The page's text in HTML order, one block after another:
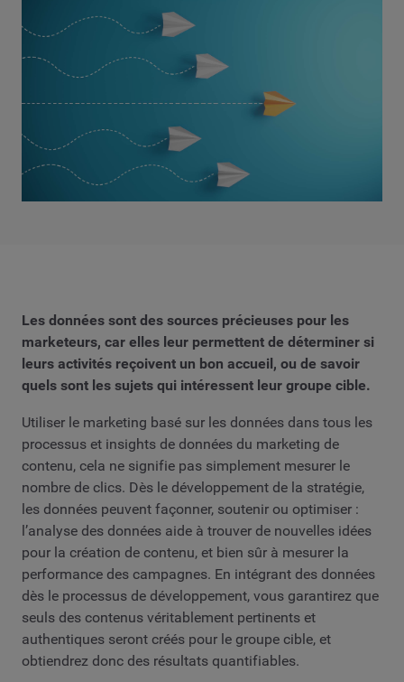
Les données sont des sources précieuses pour les
marketeurs, car elles leur permettent de déterminer si
leurs activités reçoivent un bon accueil, ou de savoir
quels sont les sujets qui intéressent leur groupe cible.
Utiliser le marketing basé sur les données dans tous les
processus et insights de données du marketing de
contenu, cela ne signifie pas simplement mesurer le
nombre de clics. Dès le développement de la stratégie,
les données peuvent façonner, soutenir ou optimiser :
l’analyse des données aide à trouver de nouvelles idées
pour la création de contenu, et bien sûr à mesurer la
performance des campagnes. En intégrant des données
dès le processus de développement, vous garantirez que
seuls des contenus véritablement pertinents et
authentiques seront créés pour le groupe cible, et
obtiendrez donc des résultats quantifiables.